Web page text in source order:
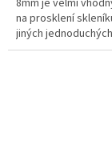
8mm je velmi
na prosklení
jiných